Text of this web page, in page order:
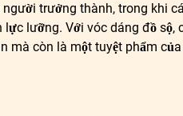
trưởng thành, trong khi
lực lưỡng. Với vóc dáng đồ sộ,
mà còn là một tuyệt phẩm